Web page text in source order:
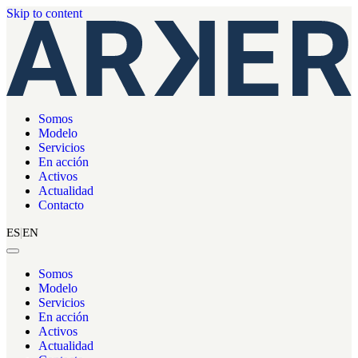
Skip to content
Somos
Modelo
Servicios
En acción
Activos
Actualidad
Contacto
ESEN
Somos
Modelo
Servicios
En acción
Activos
Actualidad